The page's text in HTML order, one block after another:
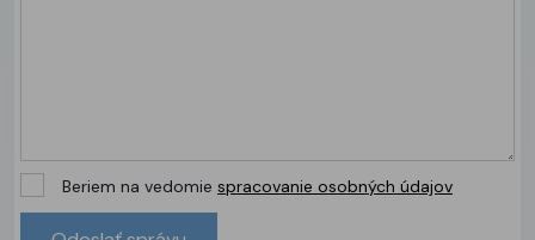
Beriem na vedomie spracovanie osobných údajov